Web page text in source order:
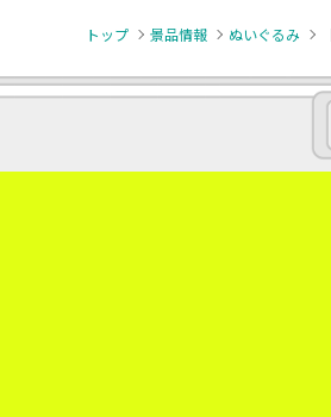
トップ 景品情報 ぬいぐるみ